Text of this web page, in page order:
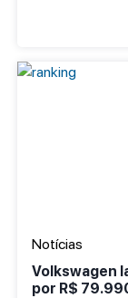
Notícias
Volkswagen
por R$